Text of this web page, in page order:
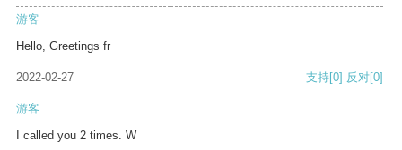
游客
Hello, Greetings fr
2022-02-27 支持[0] 反对[0]
游客
I called you 2 times. W